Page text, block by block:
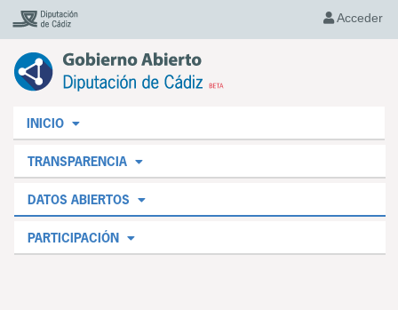
Acceder
INICIO
TRANSPARENCIA
DATOS ABIERTOS
PARTICIPACIÓN